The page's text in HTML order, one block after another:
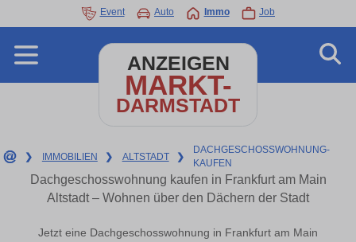
Event Auto Immo Job
ANZEIGEN
MARKT-
DARMSTADT
❯ IMMOBILIEN ❯ ALTSTADT ❯
DACHGESCHOSSWOHNUNG-
KAUFEN
Dachgeschosswohnung kaufen in Frankfurt am Main
Altstadt – Wohnen über den Dächern der Stadt
Jetzt eine Dachgeschosswohnung in Frankfurt am Main